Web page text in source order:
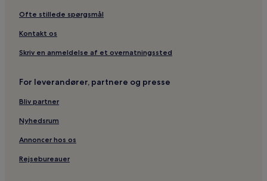
2-Stjernede hoteller i Saltum
Hoteller i Hurup Thy
Hoteller i Hanstholm
Lejligheder i Hadsund
Hytter i Hadsund
Ofte stillede spørgsmål
Kontakt os
Skriv en anmeldelse af et overnatningssted
For leverandører, partnere og presse
Bliv partner
Nyhedsrum
Annoncer hos os
Rejsebureauer